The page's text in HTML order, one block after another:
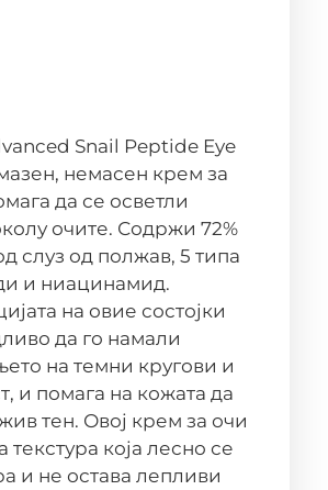
Snail Peptide Eye
немасен крем за
да се осветли
очите. Содржи 72%
слуз од полжав, 5 типа
и ниацинамид.
на овие состојки
да го намали
на темни кругови и
и помага на кожата да
тен. Овој крем за очи
текстура која лесно се
и не остава лепливи